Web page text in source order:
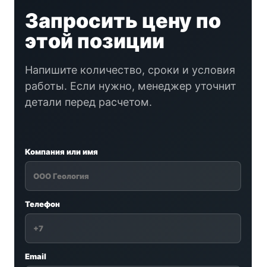
Запросить цену по
этой позиции
Напишите количество, сроки и условия
работы. Если нужно, менеджер уточнит
детали перед расчетом.
Компания или имя
Телефон
Email